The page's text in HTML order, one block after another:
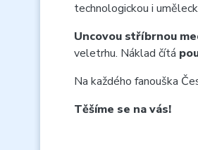
technologickou i
Uncovou stříbrnou
veletrhu. Náklad čítá
Na každého fanouška
Těšíme se na vás!